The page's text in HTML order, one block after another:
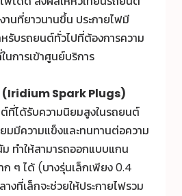
านที่ยาวนานขึ้น ประกายไฟมี
หรับรถยนต์ทั่วไปที่ต้องการความ
การเข้าศูนย์บริการ
(Iridium Spark Plugs)
ที่ได้รับความนิยมสูงในรถยนต์
มมีความแข็งและทนทานต่อความ
ทำให้สามารถออกแบบแกน
ๆ ได้ (บางรุ่นเล็กเพียง 0.4
งที่เล็กจะช่วยให้ประกายไฟรวม